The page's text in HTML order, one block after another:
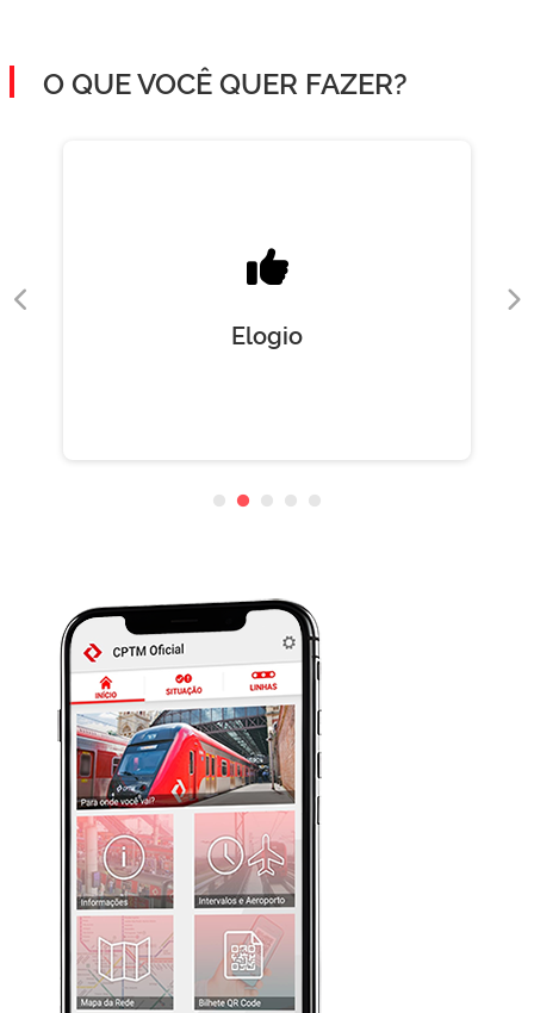
O QUE VOCÊ QUER FAZER?
Elogio